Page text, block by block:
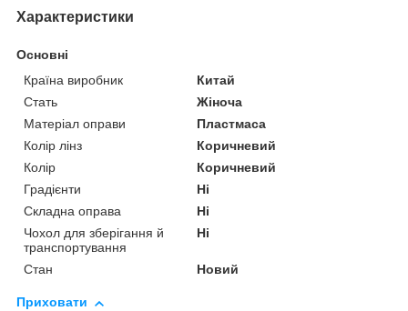
Характеристики
Основні
Країна виробник
Китай
Стать
Жіноча
Матеріал оправи
Пластмаса
Колір лінз
Коричневий
Колір
Коричневий
Градієнти
Ні
Складна оправа
Ні
Чохол для зберігання й
транспортування
Ні
Стан Новий
Приховати